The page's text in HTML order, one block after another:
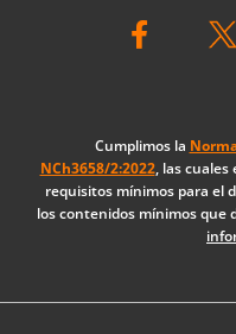
a
o
o
k
Cumplimos la
NCh3658/2:2022, las cuales
requisitos mínimos para el
los contenidos mínimos que